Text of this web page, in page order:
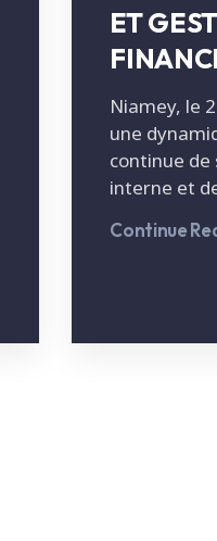
ET
Niamey, le
une
continue de
interne et
Continue